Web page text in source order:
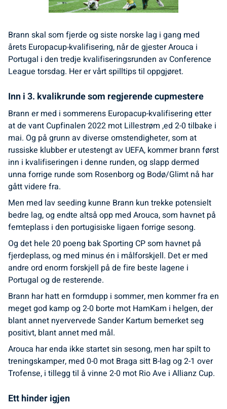
Brann skal som fjerde og siste norske lag i gang med
årets Europacup-kvalifisering, når de gjester Arouca i
Portugal i den tredje kvalifiseringsrunden av Conference
League torsdag. Her er vårt spilltips til oppgjøret.
Inn i 3. kvalikrunde som regjerende cupmestere
Brann er med i sommerens Europacup-kvalifisering etter
at de vant Cupfinalen 2022 mot Lillestrøm ,ed 2-0 tilbake i
mai. Og på grunn av diverse omstendigheter, som at
russiske klubber er utestengt av UEFA, kommer brann først
inn i kvalifiseringen i denne runden, og slapp dermed
unna forrige runde som Rosenborg og Bodø/Glimt nå har
gått videre fra.
Men med lav seeding kunne Brann kun trekke potensielt
bedre lag, og endte altså opp med Arouca, som havnet på
femteplass i den portugisiske ligaen forrige sesong.
Og det hele 20 poeng bak Sporting CP som havnet på
fjerdeplass, og med minus én i målforskjell. Det er med
andre ord enorm forskjell på de fire beste lagene i
Portugal og de resterende.
Brann har hatt en formdupp i sommer, men kommer fra en
meget god kamp og 2-0 borte mot HamKam i helgen, der
blant annet nyervervede Sander Kartum bemerket seg
positivt, blant annet med mål.
Arouca har enda ikke startet sin sesong, men har spilt to
treningskamper, med 0-0 mot Braga sitt B-lag og 2-1 over
Trofense, i tillegg til å vinne 2-0 mot Rio Ave i Allianz Cup.
Ett hinder igjen